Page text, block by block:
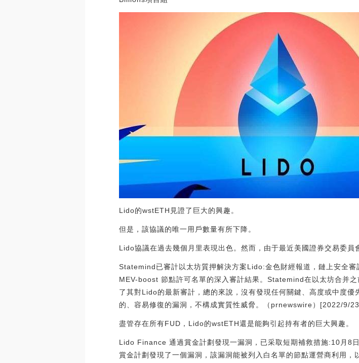
Lido的wstETH見證了巨大的興趣。
但是，該協議的唯一用戶數量有所下降。
Lido協議在過去幾個月里表現出色。然而，由于最近美國證券交易委員
Statemind已審計以太坊質押解決方案Lido:金色財經報道，鏈上安全
MEV-boost 節點許可名單的深入審計結果。Statemind在以太坊合并
了其對Lido的最新審計，總的來說，沒有發現任何關鍵、高度或中度
的、容易修復的漏洞，不構成實質性威脅。（prnewswire）[2022/9/
盡管存在所有FUD，Lido的wstETH還是能夠引起持有者的巨大興趣。
Lido Finance 通過賞金計劃發現一漏洞，已采取短期補救措施:10月
賞金計劃發現了一個漏洞，該漏洞能被列入白名單的節點運營商利用